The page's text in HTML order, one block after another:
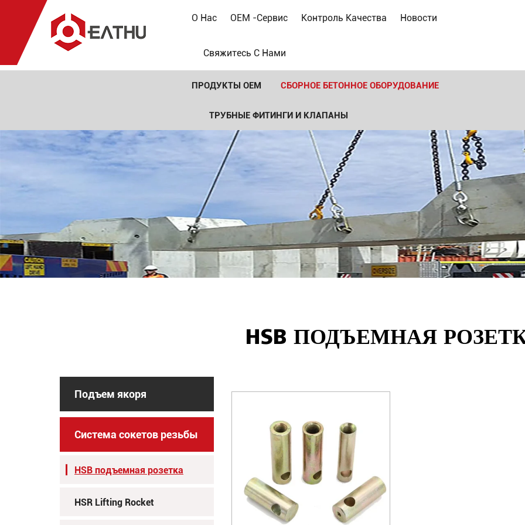
О Нас OEM -сервис Контроль Качества Новости
Свяжитесь С Нами
ПРОДУКТЫ OEM СБОРНОЕ БЕТОННОЕ ОБОРУДОВАНИЕ
ТРУБНЫЕ ФИТИНГИ И КЛАПАНЫ
HSB ПОДЪЕМНАЯ
Подъем якоря
Система сокетов резьбы
HSB подъемная розетка
HSR Lifting Rocket